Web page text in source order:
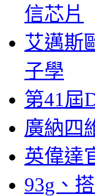
信芯片
艾邁斯
子學
第41屆
廣納四
英偉達
93g、